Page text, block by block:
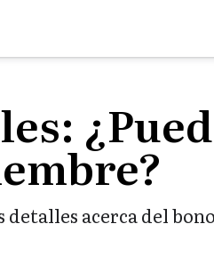
detalles acerca del